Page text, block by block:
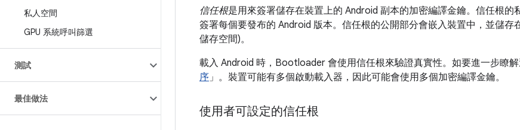
私人空間
GPU 系統呼叫篩選
測試
最佳做法
信任根是用來簽署儲存在裝置上的 Android 副本的加密編譯金鑰。信任根的
簽署每個要發布的 Android 版本。信任根的公開部分會嵌入裝置中，並儲存
儲存空間)。
載入 Android 時，Bootloader 會使用信任根來驗證真實性。如要進一步瞭
序」。裝置可能有多個啟動載入器，因此可能會使用多個加密編譯金鑰。
使用者可設定的信任根